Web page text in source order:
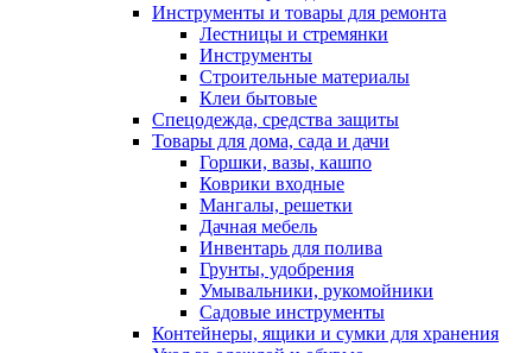
Инструменты и товары для ремонта
Лестницы и стремянки
Инструменты
Строительные материалы
Клеи бытовые
Спецодежда, средства защиты
Товары для дома, сада и дачи
Горшки, вазы, кашпо
Коврики входные
Мангалы, решетки
Дачная мебель
Инвентарь для полива
Грунты, удобрения
Умывальники, рукомойники
Садовые инструменты
Контейнеры, ящики и сумки для хранения